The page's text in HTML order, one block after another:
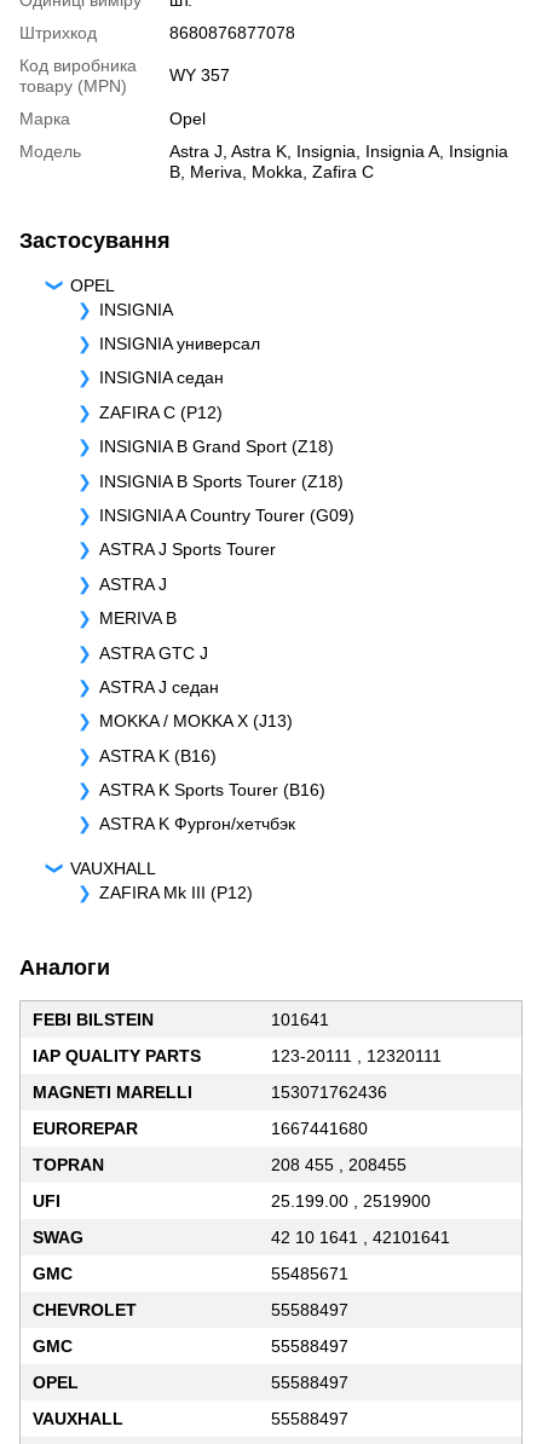
Штрихкод
8680876877078
Код виробника
товару (MPN)
WY 357
Марка
Opel
Модель
Astra J Astra K Insignia Insignia A Insignia
B Meriva Mokka Zafira C
Застосування
OPEL
INSIGNIA
INSIGNIA универсал
INSIGNIA седан
ZAFIRA C (P12)
INSIGNIA B Grand Sport (Z18)
INSIGNIA B Sports Tourer (Z18)
INSIGNIA A Country Tourer (G09)
ASTRA J Sports Tourer
ASTRA J
MERIVA B
ASTRA GTC J
ASTRA J седан
MOKKA / MOKKA X (J13)
ASTRA K (B16)
ASTRA K Sports Tourer (B16)
ASTRA K Фургон/хетчбэк
VAUXHALL
ZAFIRA Mk III (P12)
Аналоги
FEBI BILSTEIN
101641
IAP QUALITY PARTS
123-20111 , 12320111
MAGNETI MARELLI
153071762436
EUROREPAR
1667441680
TOPRAN
208 455 , 208455
UFI
25.199.00 , 2519900
SWAG
42 10 1641 , 42101641
GMC
55485671
CHEVROLET
55588497
GMC
55588497
OPEL
55588497
VAUXHALL
55588497